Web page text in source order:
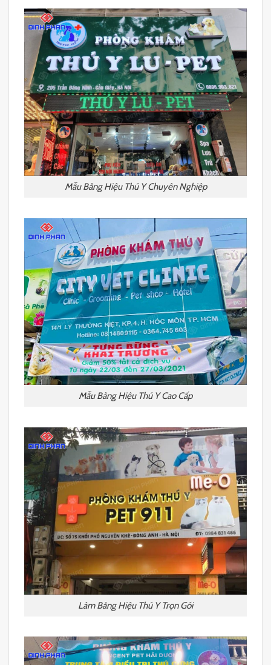
Mẫu Bảng Hiệu Thú Y Chuyên Nghiệp
Mẫu Bảng Hiệu Thú Y Cao Cấp
Làm Bảng Hiệu Thú Y Trọn Gói